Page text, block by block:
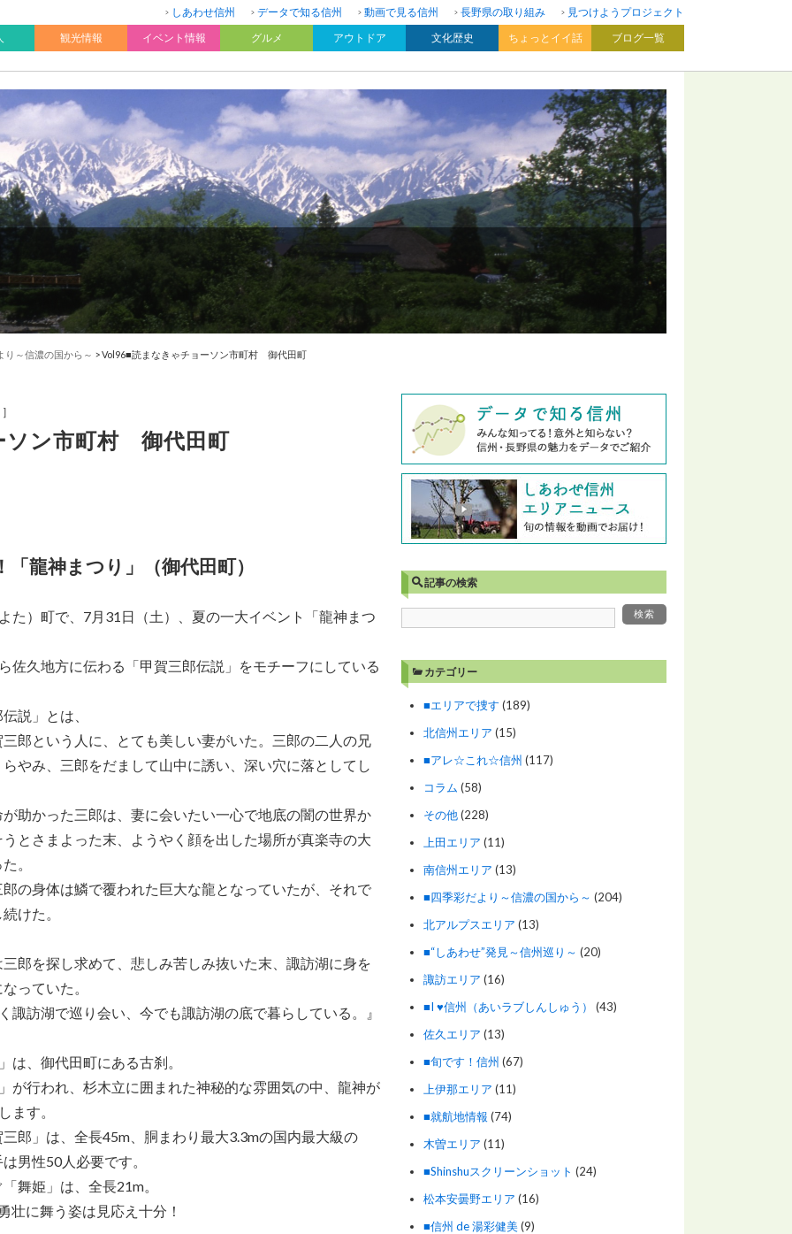
しあわせ信州 データで知る信州 動画で見る信州 長野県の取り組み
見つけようプロジェクト
観光情報 イベント情報 グルメ アウトドア 文化歴史 ちょっとイイ話 ブログ一覧
り～信濃の国から～ >Vol96■読まなきゃチョーソン市町村 御代田町
］
ソン市町村 御代田町
龍神まつり」（御代田町）
た）町で、7月31日（土）、夏の一大イベント「龍神まつ
佐久地方に伝わる「甲賀三郎伝説」をモチーフにしている
説」とは、
郎という人に、とても美しい妻がいた。三郎の二人の兄
やみ、三郎をだまして山中に誘い、深い穴に落としてし
助かった三郎は、妻に会いたい一心で地底の闇の世界か
とさまよった末、ようやく顔を出した場所が真楽寺の大
。
の身体は鱗で覆われた巨大な龍となっていたが、それで
けた。
郎を探し求めて、悲しみ苦しみ抜いた末、諏訪湖に身を
っていた。
訪湖で巡り会い、今でも諏訪湖の底で暮らしている。』
は、御代田町にある古刹。
が行われ、杉木立に囲まれた神秘的な雰囲気の中、龍神が
ます。
郎」は、全長45m、胴まわり最大3.3mの国内最大級の
男性50人必要です。
舞姫」は、全長21m。
壮に舞う姿は見応え十分！
記事の検索
カテゴリー
■エリアで捜す (189)
北信州エリア (15)
■アレ☆これ☆信州 (117)
コラム (58)
その他(228)
上田エリア (11)
南信州エリア (13)
■四季彩だより～信濃の国から～ (204)
北アルプスエリア (13)
■“しあわせ”発見～信州巡り～ (20)
諏訪エリア (16)
■I ♥信州（あいラブしんしゅう）
(43)
佐久エリア (13)
■旬です！信州 (67)
上伊那エリア (11)
■就航地情報 (74)
木曽エリア (11)
■Shinshuスクリーンショット (24)
松本安曇野エリア (16)
■信州 de 湯彩健美(9)